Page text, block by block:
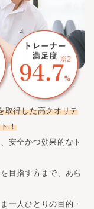
取得した高クオリテ
！
安全かつ効果的なト
目指す方まで、あら
一人ひとりの目的・